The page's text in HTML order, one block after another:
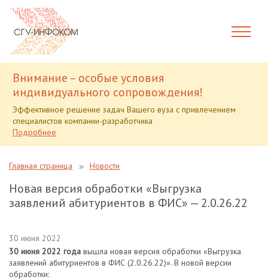
Внимание – особые условия
индивидуального сопровождения!
Эффективное решение задач Вашего вуза с привлечением
специалистов компании-разработчика
Подробнее
Главная страница Новости
Новая версия обработки «Выгрузка
заявлений абитуриентов в ФИС» — 2.0.26.22
30 июня 2022
30 июня 2022 года вышла новая версия обработки «Выгрузка
заявлений абитуриентов в ФИС (2.0.26.22)». В новой версии
обработки: